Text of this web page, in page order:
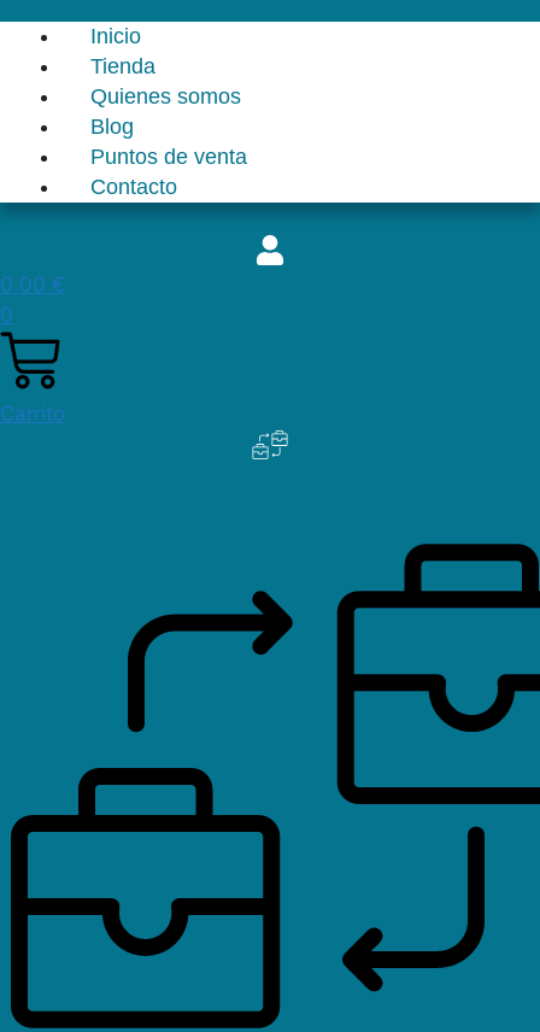
Inicio
Tienda
Quienes somos
Blog
Puntos de venta
Contacto
0,00 €
0
Carrito